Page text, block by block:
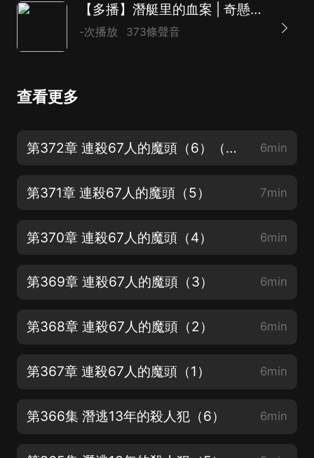
【多播】潛艇里的血案 | 奇懸詭事錄 | 短篇懸疑故事
-次播放 373條聲音
查看更多
第372章 連殺67人的魔頭（6）（完） 6min
第371章 連殺67人的魔頭（5） 7min
第370章 連殺67人的魔頭（4） 6min
第369章 連殺67人的魔頭（3） 6min
第368章 連殺67人的魔頭（2） 6min
第367章 連殺67人的魔頭（1） 6min
第366集 潛逃13年的殺人犯（6） 6min